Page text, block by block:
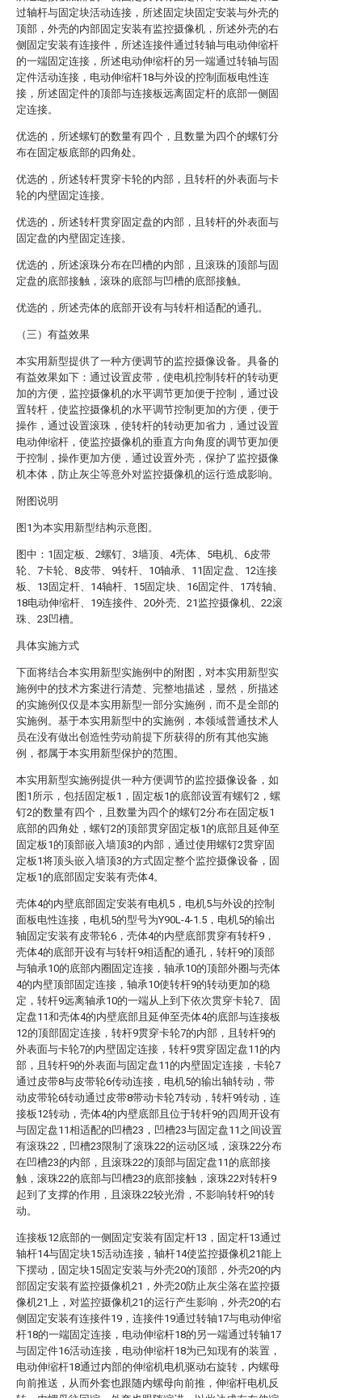
过轴杆与固定块活动连接，所述固定块固定安装与外壳的
顶部，外壳的内部固定安装有监控摄像机，所述外壳的右
侧固定安装有连接件，所述连接件通过转轴与电动伸缩杆
的一端固定连接，所述电动伸缩杆的另一端通过转轴与固
定件活动连接，电动伸缩杆18与外设的控制面板电性连
接，所述固定件的顶部与连接板远离固定杆的底部一侧固
定连接。
优选的，所述螺钉的数量有四个，且数量为四个的螺钉分
布在固定板底部的四角处。
优选的，所述转杆贯穿卡轮的内部，且转杆的外表面与卡
轮的内壁固定连接。
优选的，所述转杆贯穿固定盘的内部，且转杆的外表面与
固定盘的内壁固定连接。
优选的，所述滚珠分布在凹槽的内部，且滚珠的顶部与固
定盘的底部接触，滚珠的底部与凹槽的底部接触。
优选的，所述壳体的底部开设有与转杆相适配的通孔。
（三）有益效果
本实用新型提供了一种方便调节的监控摄像设备。具备的
有益效果如下：通过设置皮带，使电机控制转杆的转动更
加的方便，监控摄像机的水平调节更加便于控制，通过设
置转杆，使监控摄像机的水平调节控制更加的方便，便于
操作，通过设置滚珠，使转杆的转动更加省力，通过设置
电动伸缩杆，使监控摄像机的垂直方向角度的调节更加便
于控制，操作更加方便，通过设置外壳，保护了监控摄像
机本体，防止灰尘等意外对监控摄像机的运行造成影响。
附图说明
图1为本实用新型结构示意图。
图中：1固定板、2螺钉、3墙顶、4壳体、5电机、6皮带
轮、7卡轮、8皮带、9转杆、10轴承、11固定盘、12连接
板、13固定杆、14轴杆、15固定块、16固定件、17转轴、
18电动伸缩杆、19连接件、20外壳、21监控摄像机、22滚
珠、23凹槽。
具体实施方式
下面将结合本实用新型实施例中的附图，对本实用新型实
施例中的技术方案进行清楚、完整地描述，显然，所描述
的实施例仅仅是本实用新型一部分实施例，而不是全部的
实施例。基于本实用新型中的实施例，本领域普通技术人
员在没有做出创造性劳动前提下所获得的所有其他实施
例，都属于本实用新型保护的范围。
本实用新型实施例提供一种方便调节的监控摄像设备，如
图1所示，包括固定板1，固定板1的底部设置有螺钉2，螺
钉2的数量有四个，且数量为四个的螺钉2分布在固定板1
底部的四角处，螺钉2的顶部贯穿固定板1的底部且延伸至
固定板1的顶部嵌入墙顶3的内部，通过使用螺钉2贯穿固
定板1将顶头嵌入墙顶3的方式固定整个监控摄像设备，固
定板1的底部固定安装有壳体4。
壳体4的内壁底部固定安装有电机5，电机5与外设的控制
面板电性连接，电机5的型号为Y90L-4-1.5，电机5的输出
轴固定安装有皮带轮6，壳体4的内壁底部贯穿有转杆9，
壳体4的底部开设有与转杆9相适配的通孔，转杆9的顶部
与轴承10的底部内圈固定连接，轴承10的顶部外圈与壳体
4的内壁顶部固定连接，轴承10使转杆9的转动更加的稳
定，转杆9远离轴承10的一端从上到下依次贯穿卡轮7、固
定盘11和壳体4的内壁底部且延伸至壳体4的底部与连接板
12的顶部固定连接，转杆9贯穿卡轮7的内部，且转杆9的
外表面与卡轮7的内壁固定连接，转杆9贯穿固定盘11的内
部，且转杆9的外表面与固定盘11的内壁固定连接，卡轮7
通过皮带8与皮带轮6传动连接，电机5的输出轴转动，带
动皮带轮6转动通过皮带8带动卡轮7转动，转杆9转动，连
接板12转动，壳体4的内壁底部且位于转杆9的四周开设有
与固定盘11相适配的凹槽23，凹槽23与固定盘11之间设置
有滚珠22，凹槽23限制了滚珠22的运动区域，滚珠22分布
在凹槽23的内部，且滚珠22的顶部与固定盘11的底部接
触，滚珠22的底部与凹槽23的底部接触，滚珠22对转杆9
起到了支撑的作用，且滚珠22较光滑，不影响转杆9的转
动。
连接板12底部的一侧固定安装有固定杆13，固定杆13通过
轴杆14与固定块15活动连接，轴杆14使监控摄像机21能上
下摆动，固定块15固定安装与外壳20的顶部，外壳20的内
部固定安装有监控摄像机21，外壳20防止灰尘落在监控摄
像机21上，对监控摄像机21的运行产生影响，外壳20的右
侧固定安装有连接件19，连接件19通过转轴17与电动伸缩
杆18的一端固定连接，电动伸缩杆18的另一端通过转轴17
与固定件16活动连接，电动伸缩杆18为已知现有的装置，
电动伸缩杆18通过内部的伸缩机电机驱动右旋转，内螺母
向前推送，从而外套也跟随内螺母向前推，伸缩杆电机反